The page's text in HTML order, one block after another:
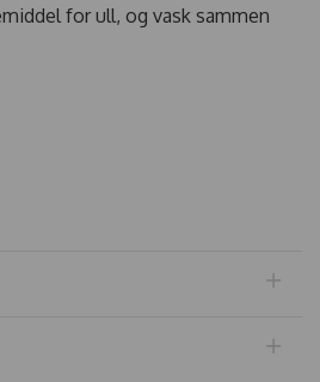
for ull, og vask sammen